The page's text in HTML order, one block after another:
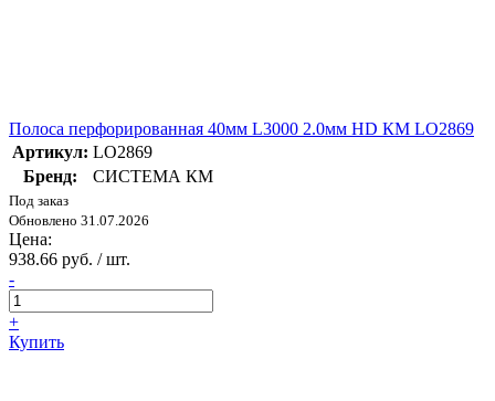
Полоса перфорированная 40мм L3000 2.0мм HD КМ LO2869
Артикул: LO2869
Бренд:
СИСТЕМА КМ
Под заказ
Обновлено 31.07.2026
Цена:
938.66 руб. / шт.
-
+
Купить